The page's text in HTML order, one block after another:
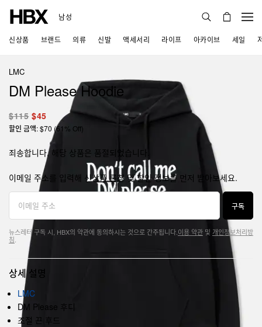
남성
신상품 브랜드 의류 신발 액세서리 라이프 아카이브 세일
LMC
DM Please Hoodie
$115 $45
할인 금액: $70 (61% Off)
죄송합니다, 해당 상품은 품절되었습니다.
이메일 주소를 입력해 신상품 론칭 및 할인 정보를 먼저 받아보세요.
구독
뉴스레터 구독 시, HBX의 약관에 동의하시는 것으로 간주됩니다. 이용 약관 및 개인정보처리방
침
상세 설명
LMC
DM Please 후디
조절 끈 후드